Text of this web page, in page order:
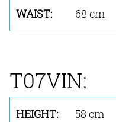
68 cm
T07VIN:
58 cm